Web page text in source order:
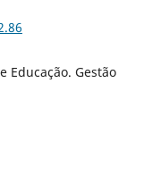
Educação. Gestão